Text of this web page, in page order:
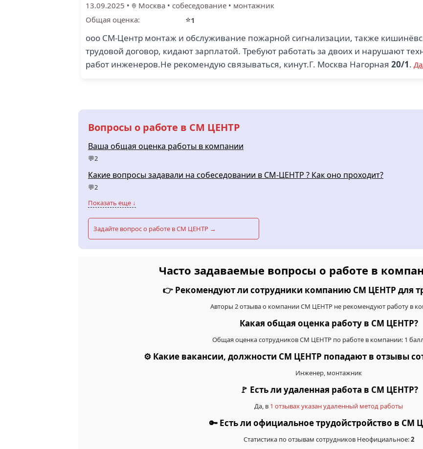
13.09.2025 • Москва • собеседование • монтажник
Общая оценка:
⭐1
ооо СМ-Центр монтаж и обслуживание пожарной сигнализации, также
трудовой договор, кидают зарплатой. Требуют работать за двоих и нарушают
работ инженеров.Не рекомендую связываться, кинут.Г. Москва Нагорная 20/1.
Вопросы о работе в СМ ЦЕНТР
Ваша общая оценка работы в компании
💬2
Какие вопросы задавали на собеседовании в СМ-ЦЕНТР ? Как оно проходит?
💬2
Показать еще ↓
Задайте вопрос о работе в СМ ЦЕНТР →
Часто задаваемые вопросы о работе в
👉 Рекомендуют ли сотрудники компанию СМ ЦЕНТР для
Авторы 2 отзыва о компании СМ ЦЕНТР не рекомендуют работу в
Какая общая оценка работу в СМ ЦЕНТР?
Общая оценка сотрудников СМ ЦЕНТР по работе в компании: 1
⚙️ Какие вакансии, должности СМ ЦЕНТР попадают в отзывы
Инженер, монтажник
🚩 Есть ли удаленная работа в СМ ЦЕНТР?
Да, в 1 отзывах указан удаленный метод работы
🔑 Есть ли официальное трудойстройство в СМ
Статистика по отзывам сотрудников Неофициальное:2